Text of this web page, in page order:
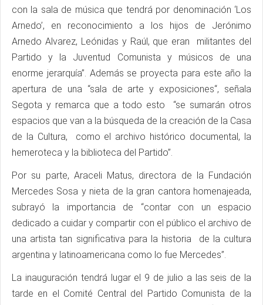
con la sala de música que tendrá por denominación ‘Los
Arnedo’, en reconocimiento a los hijos de Jerónimo
Arnedo Alvarez, Leónidas y Raúl, que eran militantes del
Partido y la Juventud Comunista y músicos de una
enorme jerarquía”. Además se proyecta para este año la
apertura de una “sala de arte y exposiciones“, señala
Segota y remarca que a todo esto “se sumarán otros
espacios que van a la búsqueda de la creación de la Casa
de la Cultura, como el archivo histórico documental, la
hemeroteca y la biblioteca del Partido”.
Por su parte, Araceli Matus, directora de la Fundación
Mercedes Sosa y nieta de la gran cantora homenajeada,
subrayó la importancia de “contar con un espacio
dedicado a cuidar y compartir con el público el archivo de
una artista tan significativa para la historia de la cultura
argentina y latinoamericana como lo fue Mercedes”.
La inauguración tendrá lugar el 9 de julio a las seis de la
tarde en el Comité Central del Partido Comunista de la